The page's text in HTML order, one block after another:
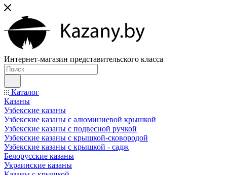
Интернет-магазин представительского класса
Каталог
Казаны
Узбекские казаны
Узбекские казаны с алюминиевой крышкой
Узбекские казаны с подвесной ручкой
Узбекские казаны с крышкой-сковородой
Узбекские казаны с крышкой - садж
Белорусские казаны
Украинские казаны